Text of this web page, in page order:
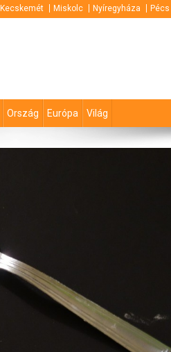
Kecskemét Miskolc Nyíregyháza Pécs
Ország Európa Világ